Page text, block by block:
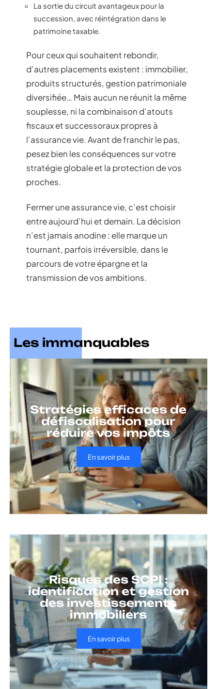
La sortie du circuit avantageux pour la
succession, avec réintégration dans le
patrimoine taxable.
Pour ceux qui souhaitent rebondir,
d’autres placements existent : immobilier,
produits structurés, gestion patrimoniale
diversifiée… Mais aucun ne réunit la même
souplesse, ni la combinaison d’atouts
fiscaux et successoraux propres à
l’assurance vie. Avant de franchir le pas,
pesez bien les conséquences sur votre
stratégie globale et la protection de vos
proches.
Fermer une assurance vie, c’est choisir
entre aujourd’hui et demain. La décision
n’est jamais anodine : elle marque un
tournant, parfois irréversible, dans le
parcours de votre épargne et la
transmission de vos ambitions.
Les immanquables
Stratégies efficaces de
défiscalisation pour
réduire vos impôts
En savoir plus
Risques des SCPI :
identification et gestion
des investissements
immobiliers
En savoir plus